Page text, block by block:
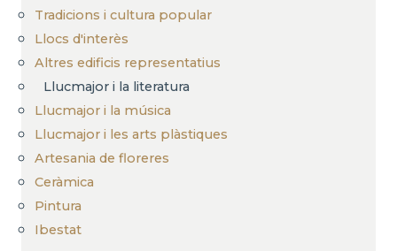
ANUNCIS
Tradicions i cultura popular
Llocs d'interès
Altres edificis representatius
Llucmajor i la literatura
Llucmajor i la música
Llucmajor i les arts plàstiques
Artesania de floreres
Ceràmica
Pintura
Ibestat